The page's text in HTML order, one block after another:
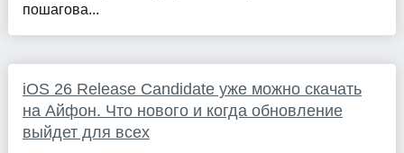
пошагова...
iOS 26 Release Candidate уже можно скачать
на Айфон. Что нового и когда обновление
выйдет для всех